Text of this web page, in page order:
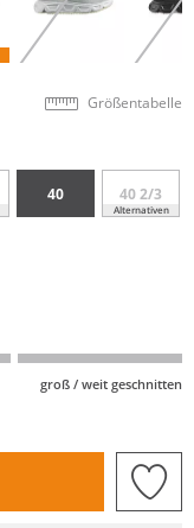
Größentabelle
40 40 2/3
Alternativen
groß / weit geschnitten